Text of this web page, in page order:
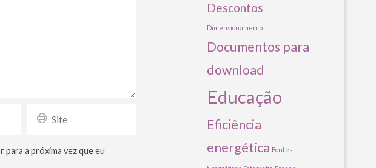
para a próxima vez que eu
Descontos
Dimensionamento
Documentos para
download
Educação
Eficiência
energética Fontes